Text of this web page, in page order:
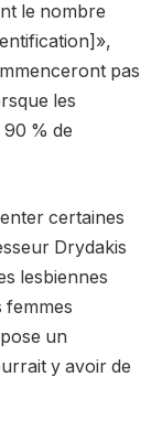
le nombre
pas
les
% de
certaines
Drydakis
lesbiennes
femmes
un
y avoir de